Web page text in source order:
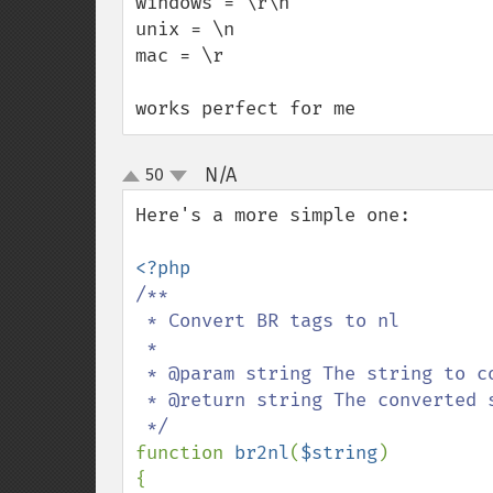
unix = \n
mac = \r
works perfect for me
up
down
50 N/A¶
Here's a more simple one:
/**
function br2nl($string)
{